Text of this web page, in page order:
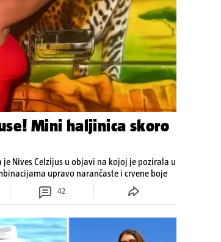
Mini haljinica skoro
Nives Celzijus u objavi na kojoj je pozirala u
upravo narančaste i crvene boje
42